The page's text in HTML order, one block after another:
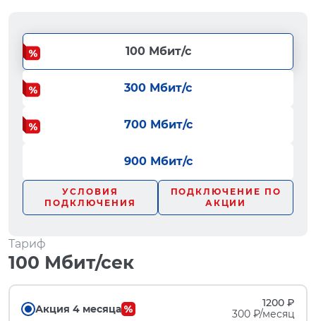
100 Мбит/с
300 Мбит/с
700 Мбит/с
900 Мбит/с
УСЛОВИЯ
ПОДКЛЮЧЕНИЯ
ПОДКЛЮЧЕНИЕ ПО
АКЦИИ
Тариф
100 Мбит/сек
Акция 4 месяца
1200 ₽
300 ₽/месяц